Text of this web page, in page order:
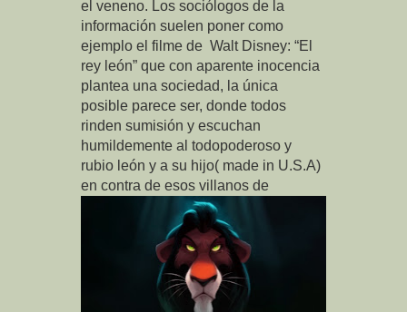
el veneno. Los sociólogos de la
información suelen poner como
ejemplo el filme de Walt Disney: “El
rey león” que con aparente inocencia
plantea una sociedad, la única
posible parece ser, donde todos
rinden sumisión y escuchan
humildemente al todopoderoso y
rubio león y a su hijo( made in U.S.A)
en contra de esos villanos de